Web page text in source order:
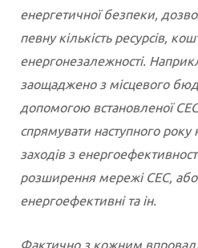
енергетичної безпеки,
певну кількість ресурсів,
енергонезалежності.
заощаджено з місцевого
допомогою встановленої
спрямувати наступного року
заходів з
розширення мережі СЕС,
енергоефективні та ін.
Фактично з кожним